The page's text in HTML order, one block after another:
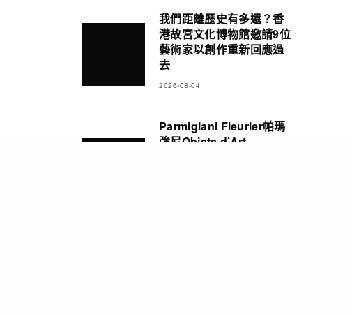
我們距離歷史有多遠？香
港故宮文化博物館邀請9位
藝術家以創作重新回應過
去
2026-08-04
Parmigiani Fleurier帕瑪
強尼Objets d’Art